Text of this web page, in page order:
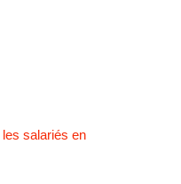
salariés en